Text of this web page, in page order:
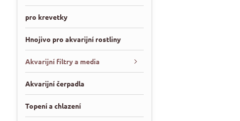
pro krevetky
Hnojivo pro akvarijní rostliny
Akvarijní filtry a media
Akvarijní čerpadla
Topení a chlazení